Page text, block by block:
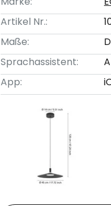
Artikel Nr.:
Maße:
Sprachassistent:
App: